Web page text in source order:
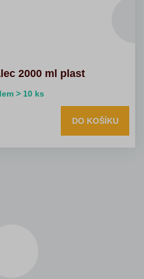
2000 ml plast
> 10 ks
DO KOŠÍKU